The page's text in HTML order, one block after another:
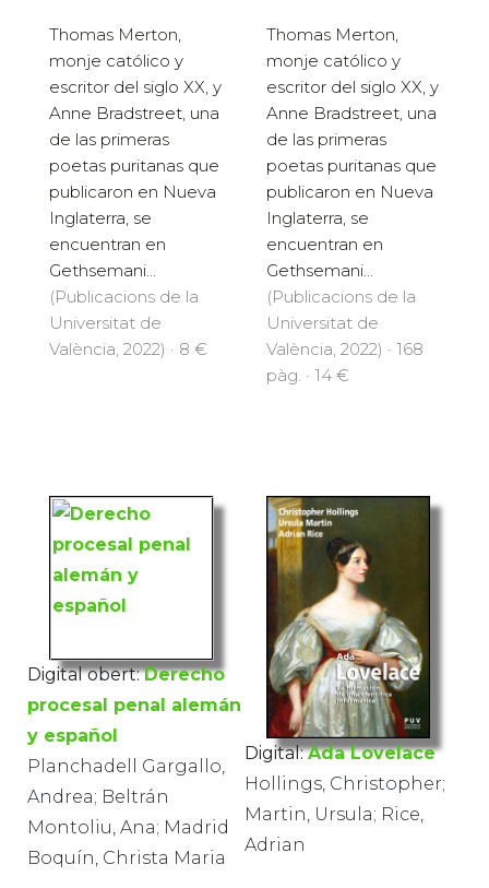
Thomas Merton,
monje católico y
escritor del siglo XX, y
Anne Bradstreet, una
de las primeras
poetas puritanas que
publicaron en Nueva
Inglaterra, se
encuentran en
Gethsemani...
(Publicacions de la
Universitat de
València, 2022) · 8 €
Thomas Merton,
monje católico y
escritor del siglo XX, y
Anne Bradstreet, una
de las primeras
poetas puritanas que
publicaron en Nueva
Inglaterra, se
encuentran en
Gethsemani...
(Publicacions de la
Universitat de
València, 2022) · 168
pàg. · 14 €
Digital obert: Derecho
procesal penal alemán
y español
Planchadell Gargallo,
Andrea; Beltrán
Montoliu, Ana; Madrid
Boquín, Christa Maria
Digital: Ada Lovelace
Hollings, Christopher;
Martin, Ursula; Rice,
Adrian